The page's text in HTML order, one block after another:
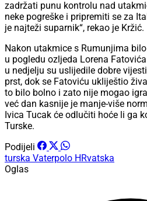
zadržati punu kontrolu nad
neke pogreške i pripremiti se za
je najteži suparnik“, rekao je Kržić.
Nakon utakmice s Rumunjima
u pogledu ozljeda Lorena
u nedjelju su uslijedile dobre
prst, dok se Fatoviću ukliještio
to bilo bolno i zato nije mogao
već dan kasnije je manje-više
Ivica Tucak će odlučiti hoće li ga
Turske.
Podijeli
turska Vaterpolo HRvatska
Oglas